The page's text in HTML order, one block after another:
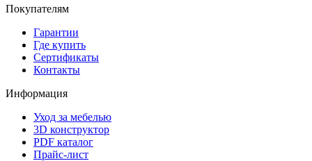
Покупателям
Гарантии
Где купить
Сертификаты
Контакты
Информация
Уход за мебелью
3D конструктор
PDF каталог
Прайс-лист